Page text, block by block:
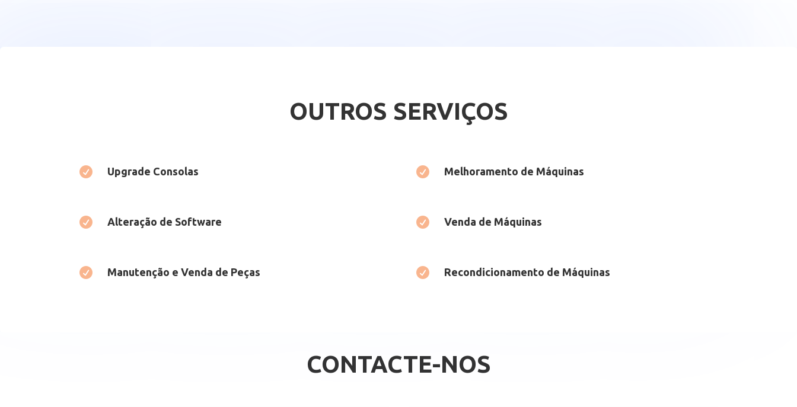
OUTROS SERVIÇOS
 Upgrade Consolas  Melhoramento de Máquinas
 Alteração de Software  Venda de Máquinas
 Manutenção e Venda de Peças  Recondicionamento de Máquinas
CONTACTE-NOS